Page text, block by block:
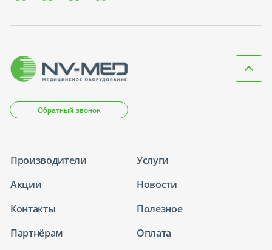
Обратный звонок
Производители
Услуги
Акции
Новости
Контакты
Полезное
Партнёрам
Оплата